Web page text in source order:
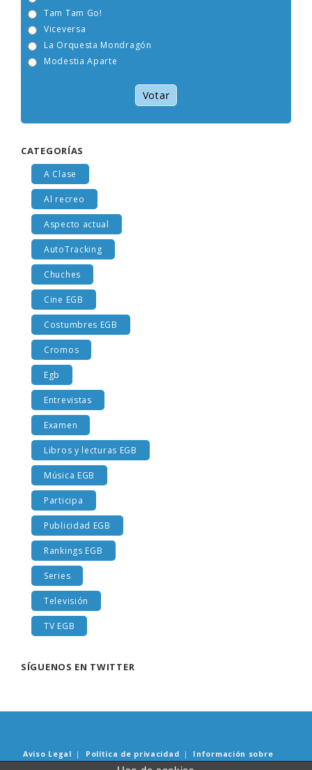
La Orquesta Mondragón
Modestia Aparte
Votar
CATEGORÍAS
A Clase
Al recreo
Aspecto actual
AutoTracking
Chuches
Cine EGB
Costumbres EGB
Cromos
Egb
Entrevistas
Examen
Libros y lecturas EGB
Música EGB
Participa
Publicidad EGB
Rankings EGB
Series
Televisión
TV EGB
SÍGUENOS EN TWITTER
Aviso Legal | Política de privacidad | Información sobre